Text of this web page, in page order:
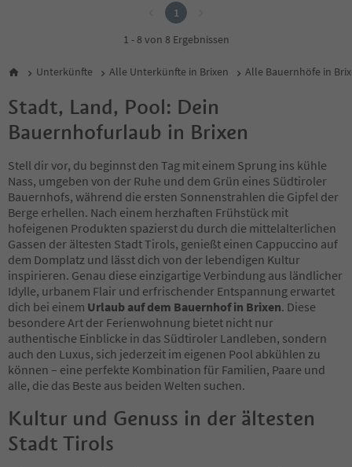
1
1 - 8 von 8 Ergebnissen
Unterkünfte Alle Unterkünfte in Brixen Alle Bauernhöfe in
Stadt, Land, Pool: Dein
Bauernhofurlaub in Brixen
Stell dir vor, du beginnst den Tag mit einem Sprung ins kühle
Nass, umgeben von der Ruhe und dem Grün eines Südtiroler
Bauernhofs, während die ersten Sonnenstrahlen die Gipfel der
Berge erhellen. Nach einem herzhaften Frühstück mit
hofeigenen Produkten spazierst du durch die mittelalterlichen
Gassen der ältesten Stadt Tirols, genießt einen Cappuccino auf
dem Domplatz und lässt dich von der lebendigen Kultur
inspirieren. Genau diese einzigartige Verbindung aus ländlicher
Idylle, urbanem Flair und erfrischender Entspannung erwartet
dich bei einem Urlaub auf dem Bauernhof in Brixen. Diese
besondere Art der Ferienwohnung bietet nicht nur
authentische Einblicke in das Südtiroler Landleben, sondern
auch den Luxus, sich jederzeit im eigenen Pool abkühlen zu
können – eine perfekte Kombination für Familien, Paare und
alle, die das Beste aus beiden Welten suchen.
Kultur und Genuss in der ältesten
Stadt Tirols